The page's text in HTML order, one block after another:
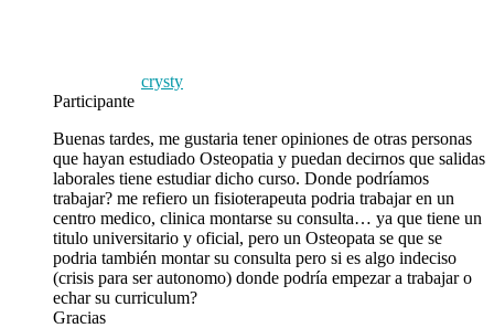
crysty
Participante
Buenas tardes, me gustaria tener opiniones de otras personas
que hayan estudiado Osteopatia y puedan decirnos que salidas
laborales tiene estudiar dicho curso. Donde podríamos
trabajar? me refiero un fisioterapeuta podria trabajar en un
centro medico, clinica montarse su consulta… ya que tiene un
titulo universitario y oficial, pero un Osteopata se que se
podria también montar su consulta pero si es algo indeciso
(crisis para ser autonomo) donde podría empezar a trabajar o
echar su curriculum?
Gracias